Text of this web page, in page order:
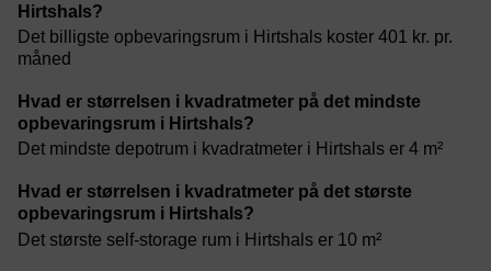
Hirtshals?
Det billigste opbevaringsrum i Hirtshals koster 401 kr. pr.
måned
Hvad er størrelsen i kvadratmeter på det mindste
opbevaringsrum i Hirtshals?
Det mindste depotrum i kvadratmeter i Hirtshals er 4 m²
Hvad er størrelsen i kvadratmeter på det største
opbevaringsrum i Hirtshals?
Det største self-storage rum i Hirtshals er 10 m²